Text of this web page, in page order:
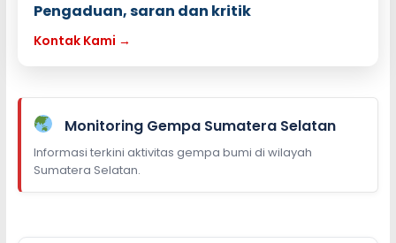
Pengaduan, saran dan kritik
Kontak Kami →
Monitoring Gempa Sumatera Selatan
Informasi terkini aktivitas gempa bumi di wilayah
Sumatera Selatan.